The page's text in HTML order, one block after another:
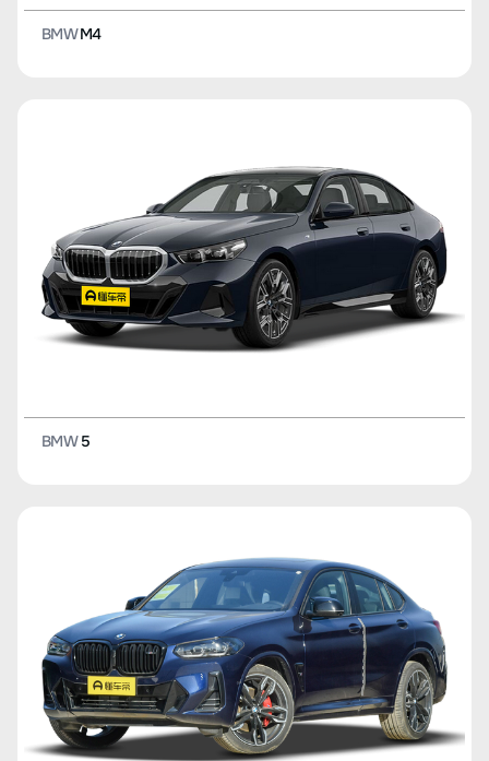
BMWM4
BMW5